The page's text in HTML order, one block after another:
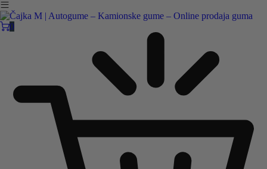
Čajka M Čačak
+381 32 5461 011 office@cajkam.rs
KAKO DO NAS
0